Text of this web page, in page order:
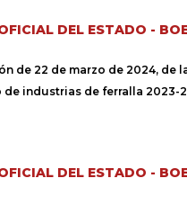
DEL ESTADO -
de 22 de marzo de 2024, de
industrias de ferralla 2023-
DEL ESTADO -